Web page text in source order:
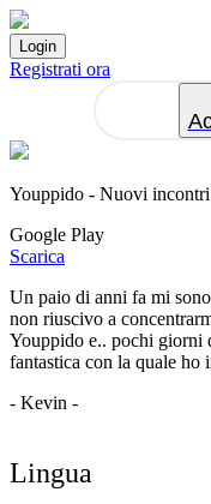
Registrati ora
Youppido - Nuovi
Google Play
Scarica
Un paio di anni fa mi
non riuscivo a
Youppido e.. pochi giorni
fantastica con la quale ho
- Kevin -
Lingua